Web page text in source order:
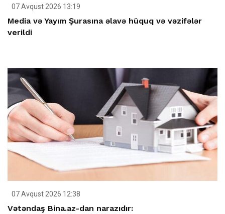
07 Avqust 2026 13:19
Media və Yayım Şurasına əlavə hüquq və vəzifələr
verildi
07 Avqust 2026 12:38
Vətəndaş Bina.az-dan narazıdır: